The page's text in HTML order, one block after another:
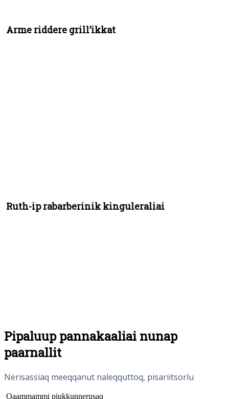
Arme riddere grill’ikkat
Ruth-ip rabarberinik kinguleraliai
Pipaluup pannakaaliai nunap
paarnallit
Nerisassiaq meeqqanut naleqquttoq, pisariitsorlu
Qaammammi piukkunnerusaq